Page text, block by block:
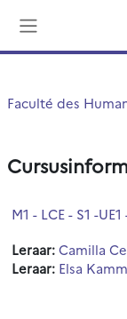
Faculté des
M1 - LCE - S1 -
Leraar:Camilla
Leraar: Elsa